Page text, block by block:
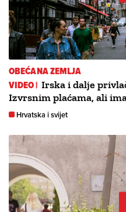
OBEĆANA ZEMLJA
VIDEO | Irska i dalje
Izvrsnim plaćama, ali
Hrvatska i svijet